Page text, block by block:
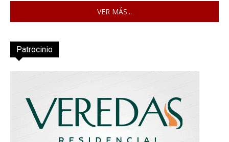
VER MÁS...
Patrocinio